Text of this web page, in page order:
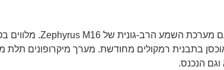
בתבנית רמקולים מחודשת. מערך מיקרופונים תלת